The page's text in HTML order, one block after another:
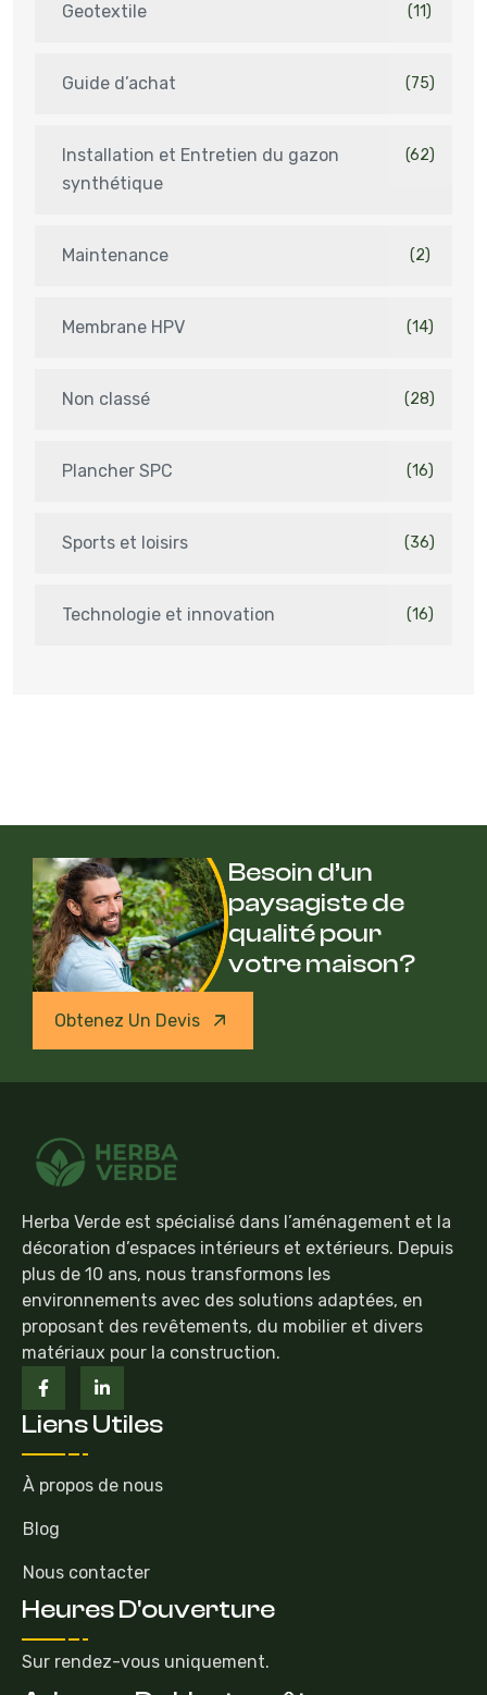
Geotextile (11)
Guide d’achat (75)
Installation et Entretien du gazon
synthétique
(62)
Maintenance (2)
Membrane HPV (14)
Non classé (28)
Plancher SPC (16)
Sports et loisirs (36)
Technologie et innovation (16)
Besoin d’un
paysagiste de
qualité pour
votre maison?
Obtenez Un Devis
Herba Verde est spécialisé dans l’aménagement et la
décoration d’espaces intérieurs et extérieurs. Depuis
plus de 10 ans, nous transformons les
environnements avec des solutions adaptées, en
proposant des revêtements, du mobilier et divers
matériaux pour la construction.
Liens Utiles
À propos de nous
Blog
Nous contacter
Heures D'ouverture
Sur rendez-vous uniquement.